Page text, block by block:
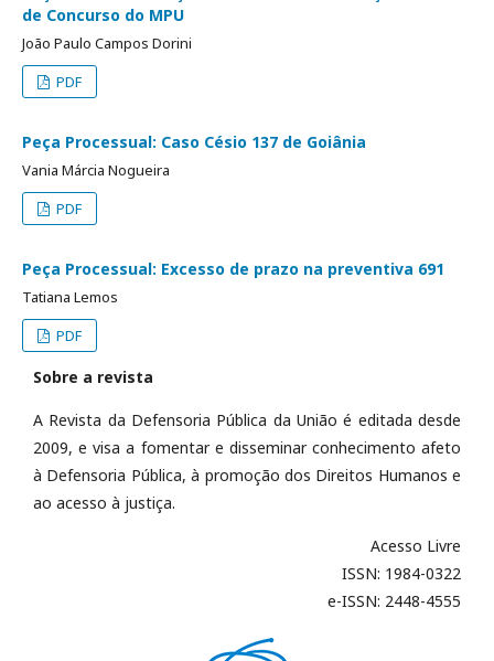
de Concurso do MPU
João Paulo Campos Dorini
PDF
Peça Processual: Caso Césio 137 de Goiânia
Vania Márcia Nogueira
PDF
Peça Processual: Excesso de prazo na preventiva 691
Tatiana Lemos
PDF
Sobre a revista
A Revista da Defensoria Pública da União é editada desde
2009, e visa a fomentar e disseminar conhecimento afeto
à Defensoria Pública, à promoção dos Direitos Humanos e
ao acesso à justiça.
Acesso Livre
ISSN: 1984-0322
e-ISSN: 2448-4555